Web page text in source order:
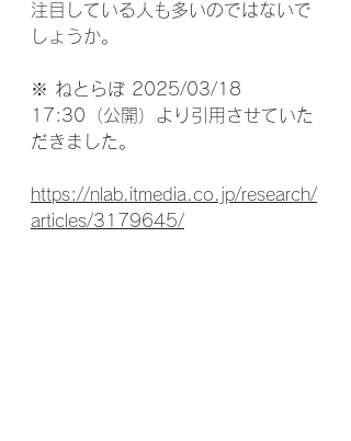
注目している人も多いのではないで
しょうか。
※ ねとらぼ 2025/03/18
17:30（公開）より引用させていた
だきました。
https://nlab.itmedia.co.jp/research/
articles/3179645/